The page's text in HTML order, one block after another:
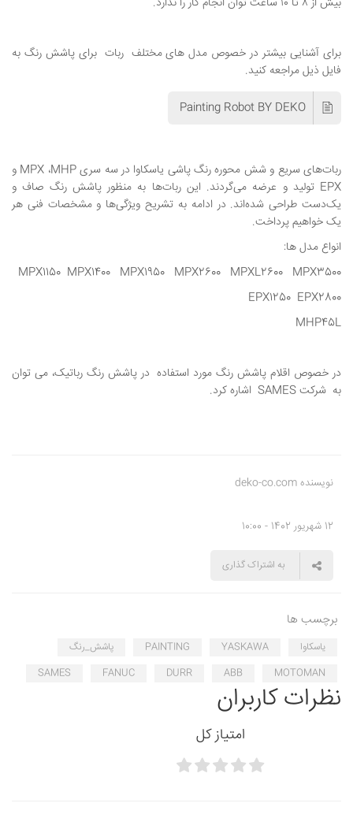
برای آشنایی بیشتر در خصوص مدل های مختلف ربات برای پاشش رنگ به
فایل ذیل مراجعه کنید.
Painting Robot BY DEKO
ربات‌های سریع و شش محوره رنگ پاشی یاسکاوا در سه سری MPX ،MHP و
EPX تولید و عرضه می‌گردند. این ربات‌ها به منظور پاشش رنگ صاف و
یک‌دست طراحی شده‌اند. در ادامه به تشریح ویژگی‌ها و مشخصات فنی هر
یک خواهیم پرداخت.
انواع مدل ها:
MPX1150 MPX1400 MPX1950 MPX2600 MPXL2600 MPX3500
EPX1250 EPX2800
MHP45L
در خصوص اقلام پاشش رنگ مورد استفاده در پاشش رنگ رباتیک، می توان
به شرکت SAMES اشاره کرد.
نویسنده deko-co.com
12 شهریور 1402 - 10:00
به اشتراک گذاری
برچسب ها
یاسکاوا YASKAWA
PAINTING
پاشش_رنگ
MOTOMAN
ABB
DURR
FANUC
SAMES
نظرات کاربران
امتیاز کل